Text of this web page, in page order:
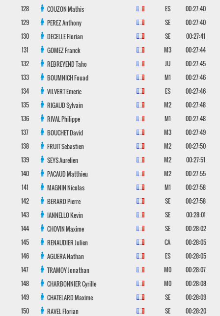
128
COUZONMathis ES
00:27:40
129
PEREZAnthony SE
00:27:40
130
DECELLEFlorian SE
00:27:41
131
GOMEZFranck M3
00:27:44
132
REBREYENDTaho JU
00:27:45
133
BOUMNICHFouad M1
00:27:46
134
VILVERTEmeric ES
00:27:46
135
RIGAUDSylvain M2
00:27:48
136
RIVALPhilippe M1
00:27:48
137
BOUCHETDavid M3
00:27:49
138
FRUITSebastien M2
00:27:50
139
SEYSAurelien M2
00:27:51
140
PACAUDMatthieu M2
00:27:55
141
MAGNINNicolas M1
00:27:58
142
BERARDPierre SE
00:27:58
143
IANNELLOKevin SE
00:28:01
144
CHOVINMaxime SE
00:28:02
145
RENAUDIERJulien CA
00:28:05
146
AGUERANathan ES
00:28:05
147
TRAMOYJonathan M0
00:28:07
148
CHARBONNIERCyrille M0
00:28:08
149
CHATELARDMaxime SE
00:28:09
150
RAVELFlorian SE
00:28:20